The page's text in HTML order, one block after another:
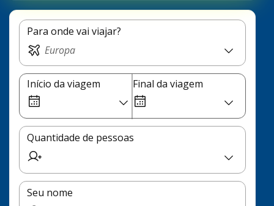
Para onde vai viajar?
Início da viagem Final da viagem
Quantidade de pessoas
Seu nome